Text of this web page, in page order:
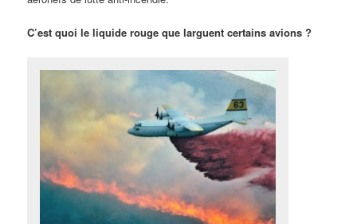
C’est quoi le liquide rouge que larguent certains avions ?